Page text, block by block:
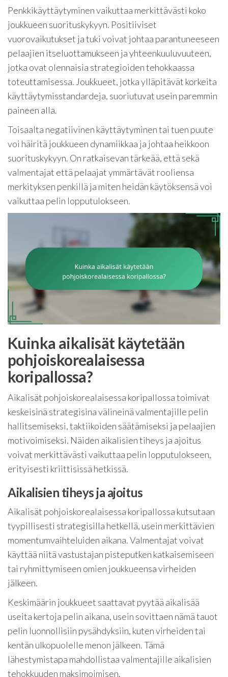
Penkkikäyttäytyminen vaikuttaa merkittävästi koko
joukkueen suorituskykyyn. Positiiviset
vuorovaikutukset ja tuki voivat johtaa parantuneeseen
pelaajien itseluottamukseen ja yhteenkuuluvuuteen,
jotka ovat olennaisia strategioiden tehokkaassa
toteuttamisessa. Joukkueet, jotka ylläpitävät korkeita
käyttäytymisstandardeja, suoriutuvat usein paremmin
paineen alla.
Toisaalta negatiivinen käyttäytyminen tai tuen puute
voi häiritä joukkueen dynamiikkaa ja johtaa heikkoon
suorituskykyyn. On ratkaisevan tärkeää, että sekä
valmentajat että pelaajat ymmärtävät rooliensa
merkityksen penkillä ja miten heidän käytöksensä voi
vaikuttaa pelin lopputulokseen.
Kuinka aikalisät käytetään
pohjoiskorealaisessa
koripallossa?
Aikalisät pohjoiskorealaisessa koripallossa toimivat
keskeisinä strategisina välineinä valmentajille pelin
hallitsemiseksi, taktiikoiden säätämiseksi ja pelaajien
motivoimiseksi. Näiden aikalisien tiheys ja ajoitus
voivat merkittävästi vaikuttaa pelin lopputulokseen,
erityisesti kriittisissä hetkissä.
Aikalisien tiheys ja ajoitus
Aikalisät pohjoiskorealaisessa koripallossa kutsutaan
tyypillisesti strategisilla hetkellä, usein merkittävien
momentumvaihteluiden aikana. Valmentajat voivat
käyttää niitä vastustajan pisteputken katkaisemiseen
tai ryhmittymiseen omien joukkueensa virheiden
jälkeen.
Keskimäärin joukkueet saattavat pyytää aikalisää
useita kertoja pelin aikana, usein sovittaen nämä tauot
pelin luonnollisiin pysähdyksiin, kuten virheiden tai
kentän ulkopuolelle menon jälkeen. Tämä
lähestymistapa mahdollistaa valmentajille aikalisien
tehokkuuden maksimoimisen.